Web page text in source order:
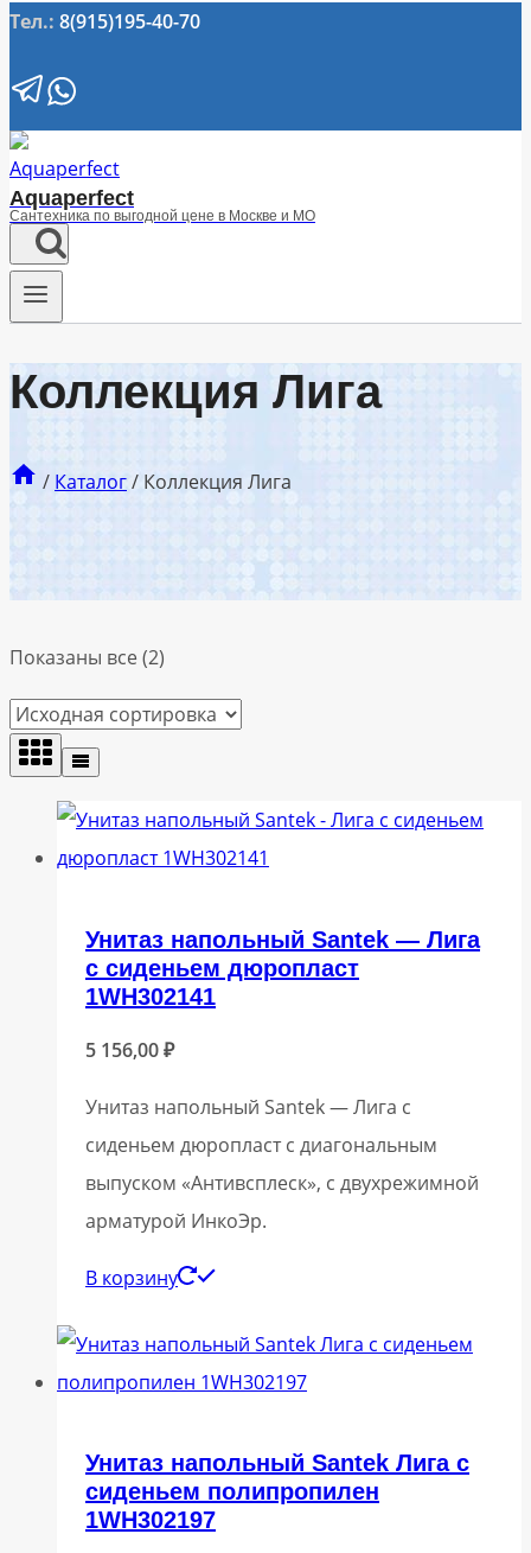
Тел.: 8(915)195-40-70
Aquaperfect
Сантехника по выгодной цене в Москве и МО
Коллекция Лига
/ Каталог/ Коллекция Лига
Показаны все (2)
Унитаз напольный Santek — Лига
с сиденьем дюропласт
1WH302141
5 156,00₽
Унитаз напольный Santek — Лига с
сиденьем дюропласт с диагональным
выпуском «Антивсплеск», с двухрежимной
арматурой ИнкоЭр.
В корзину
Унитаз напольный Santek Лига с
сиденьем полипропилен
1WH302197